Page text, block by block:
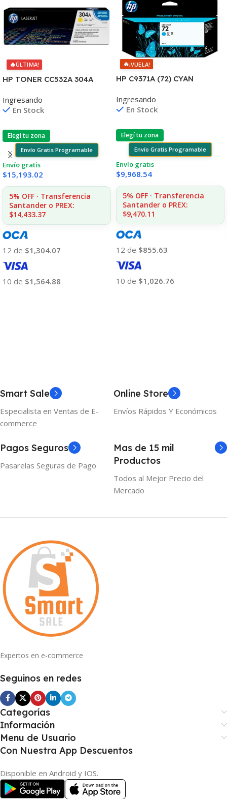
🔥ÚLTIMA!
HP TONER CC532A 304A
2020/2025/2030/2320
2.800 CPS CP
Ingresando
En Stock
Elegí tu zona
Envío Gratis Programable
Envío gratis
$15,193.02
5% OFF · Transferencia
Santander o PREX:
$14,433.37
12 de $1,304.07
10 de $1,564.88
🔥¡VUELA!
HP C9371A (72) CYAN
795/790 130ML UK
Ingresando
En Stock
Elegí tu zona
Envío Gratis Programable
Envío gratis
$9,968.54
5% OFF · Transferencia
Santander o PREX:
$9,470.11
12 de $855.63
10 de $1,026.76
Smart Sale
Especialista en Ventas de E-
commerce
Online Store
Envíos Rápidos Y Económicos
Pagos Seguros
Pasarelas Seguras de Pago
Mas de 15 mil
Productos
Todos al Mejor Precio del
Mercado
Expertos en e-commerce
Seguinos en redes
Categorías
Información
Menu de Usuario
Con Nuestra App Descuentos
Disponible en Android y IOS.